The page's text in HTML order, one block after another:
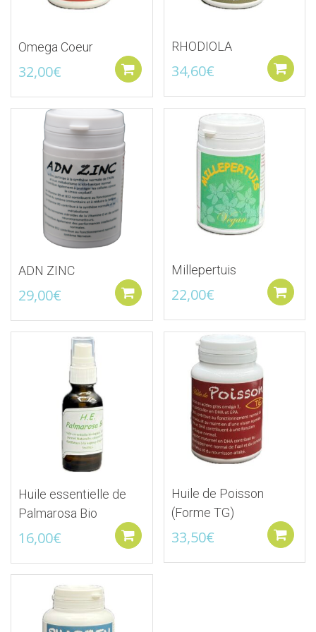
Omega Coeur
32,00€ Ajouter au panier
RHODIOLA
34,60€
ADN ZINC
29,00€ Ajouter au panier
Ajouter à la liste d'envies
Millepertuis
22,00€
Ajouter à la liste
Huile essentielle de
Palmarosa Bio
16,00€ Ajouter au panier
Ajouter à la liste d'envies
Huile de Poisson
(Forme TG)
33,50€
Ajouter à la liste
Ajouter à la liste d'envies